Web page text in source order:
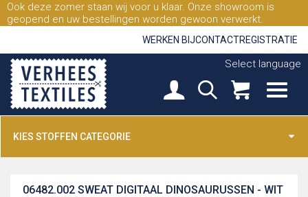
Ook deze zomer staan wij voor u klaar. Onze showroom is
geopend en uw bestellingen worden gewoon verwerkt.
WERKEN BIJCONTACTREGISTRATIE
Select language
KIES STOFFEN CATEGORIE
SWEAT DIGITAAL DINOSAURUSSEN - WIT
06482.002